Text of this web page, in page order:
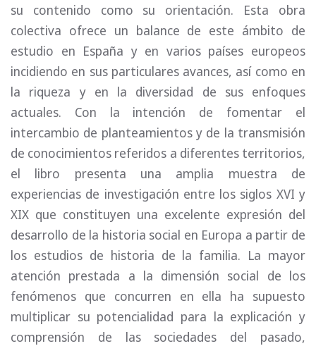
su contenido como su orientación. Esta obra
colectiva ofrece un balance de este ámbito de
estudio en España y en varios países europeos
incidiendo en sus particulares avances, así como en
la riqueza y en la diversidad de sus enfoques
actuales. Con la intención de fomentar el
intercambio de planteamientos y de la transmisión
de conocimientos referidos a diferentes territorios,
el libro presenta una amplia muestra de
experiencias de investigación entre los siglos XVI y
XIX que constituyen una excelente expresión del
desarrollo de la historia social en Europa a partir de
los estudios de historia de la familia. La mayor
atención prestada a la dimensión social de los
fenómenos que concurren en ella ha supuesto
multiplicar su potencialidad para la explicación y
comprensión de las sociedades del pasado,